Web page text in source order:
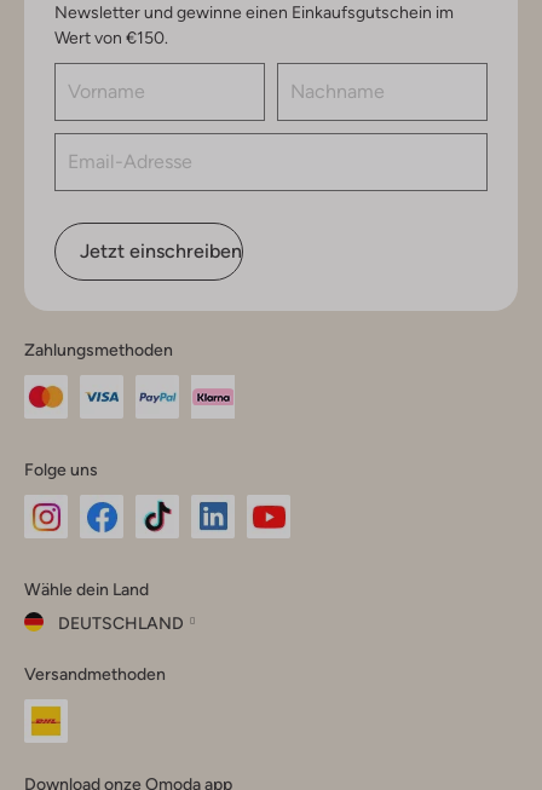
Newsletter und gewinne einen Einkaufsgutschein im
Wert von €150.
Jetzt einschreiben
Zahlungsmethoden
Folge uns
Instagram
Facebook
TikTok
Wähle dein Land
DEUTSCHLAND
dein
Land
Versandmethoden
Download onze Omoda app